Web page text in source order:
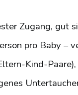
Zugang, gut
pro Baby –
Kind-